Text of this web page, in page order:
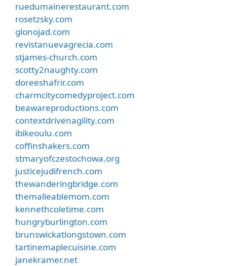
ruedumainerestaurant.com
rosetzsky.com
glonojad.com
revistanuevagrecia.com
stjames-church.com
scotty2naughty.com
doreeshafrir.com
charmcitycomedyproject.com
beawareproductions.com
contextdrivenagility.com
ibikeoulu.com
coffinshakers.com
stmaryofczestochowa.org
justicejudifrench.com
thewanderingbridge.com
themalleablemom.com
kennethcoletime.com
hungryburlington.com
brunswickatlongstown.com
tartinemaplecuisine.com
janekramer.net